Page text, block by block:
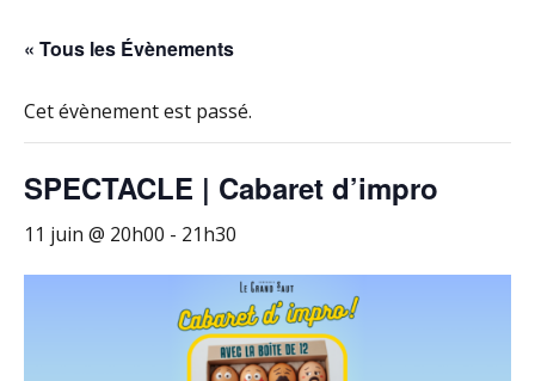
« Tous les Évènements
Cet évènement est passé.
SPECTACLE | Cabaret d’impro
11 juin @ 20h00 - 21h30